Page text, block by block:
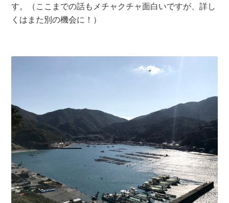
す。（ここまでの話もメチャクチャ面白いですが、詳し
くはまた別の機会に！）